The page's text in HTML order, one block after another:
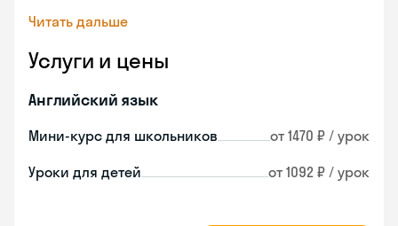
Читать дальше
Услуги и цены
Английский язык
Мини-курс для школьников от 1470 ₽ / урок
Уроки для детей от 1092 ₽ / урок